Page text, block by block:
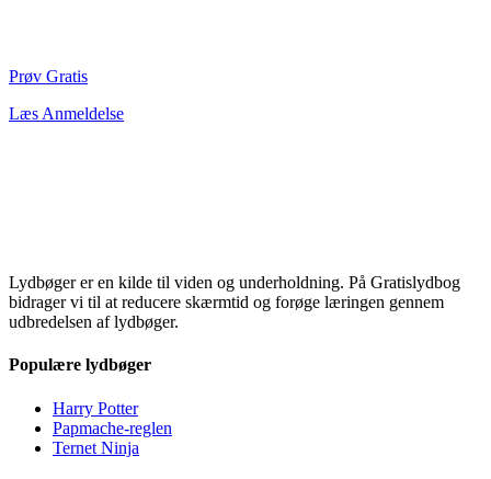
Prøv Gratis
Læs Anmeldelse
Lydbøger er en kilde til viden og underholdning. På Gratislydbog
bidrager vi til at reducere skærmtid og forøge læringen gennem
udbredelsen af lydbøger.
Populære lydbøger
Harry Potter
Papmache-reglen
Ternet Ninja